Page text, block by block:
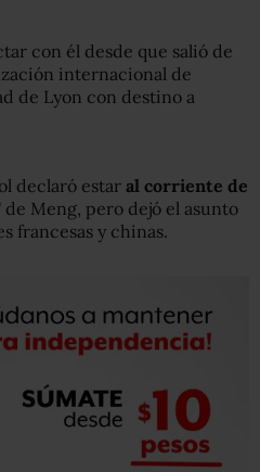
con él desde que salió de
internacional de
de Lyon con destino a
declaró estar al corriente de
de Meng, pero dejó el asunto
francesas y chinas.